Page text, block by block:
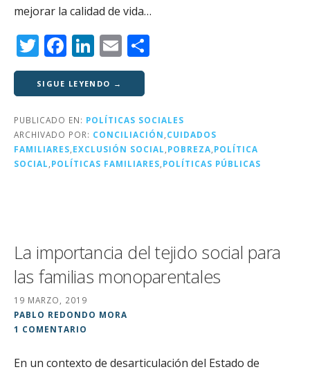
mejorar la calidad de vida…
T
w
it
te
r
F
a
c
e
b
o
Li
n
k
e
dI
n
E
m
ai
l p
a
rt
ir
SIGUE LEYENDO →
PUBLICADO EN: POLÍTICAS SOCIALES
ARCHIVADO POR: CONCILIACIÓN CUIDADOS
FAMILIARES EXCLUSIÓN SOCIAL POBREZA POLÍTICA
SOCIAL POLÍTICAS FAMILIARES POLÍTICAS PÚBLICAS
La importancia del tejido social para
las familias monoparentales
19 MARZO, 2019
PABLO REDONDO MORA
1 COMENTARIO
En un contexto de desarticulación del Estado de